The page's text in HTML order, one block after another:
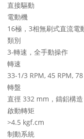
直接驅動
電動機
16極，3相無刷式直流電
類別
3-轉速，全手動操作
轉速
33-1/3 RPM, 45 RPM,
轉盤
直徑 332 mm，鑄鋁構造
啟動轉矩
>4.5 kgf.cm
制動系統